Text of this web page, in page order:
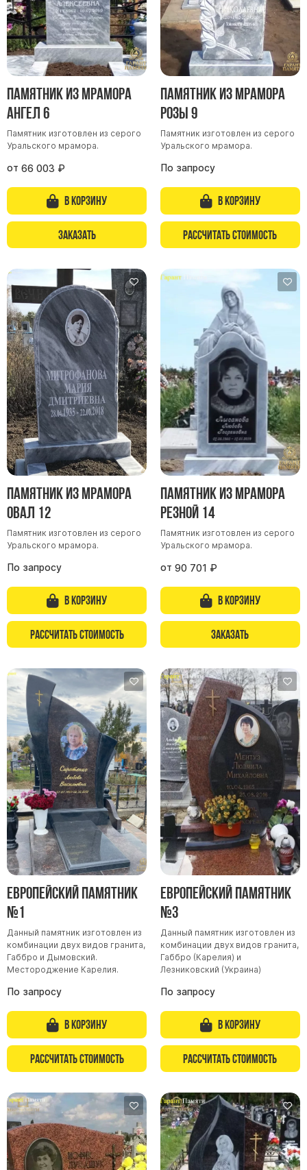
Памятник из мрамора
Ангел 6
Памятник изготовлен из серого
Уральского мрамора.
от 66 003 ₽
В корзину
Заказать
Памятник из мрамора
Розы 9
Памятник изготовлен из серого
Уральского мрамора.
По запросу
В корзину
Рассчитать стоимость
Памятник из мрамора
Овал 12
Памятник изготовлен из серого
Уральского мрамора.
По запросу
В корзину
Рассчитать стоимость
Памятник из мрамора
Резной 14
Памятник изготовлен из серого
Уральского мрамора.
от 90 701 ₽
В корзину
Заказать
Европейский памятник
№1
Данный памятник изготовлен из
комбинации двух видов гранита,
Габбро и Дымовский.
Местороджение Карелия.
По запросу
В корзину
Рассчитать стоимость
Европейский памятник
№3
Данный памятник изготовлен из
комбинации двух видов гранита,
Габбро (Карелия) и
Лезниковский (Украина)
По запросу
В корзину
Рассчитать стоимость